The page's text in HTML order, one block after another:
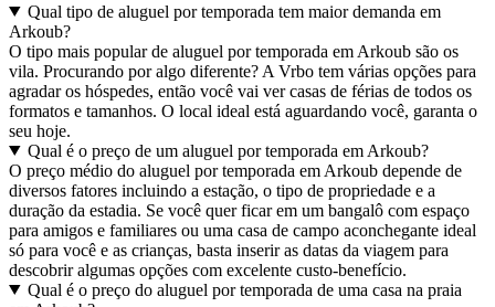
Qual tipo de aluguel por temporada tem maior demanda em
Arkoub?
O tipo mais popular de aluguel por temporada em Arkoub são os
vila. Procurando por algo diferente? A Vrbo tem várias opções para
agradar os hóspedes, então você vai ver casas de férias de todos os
formatos e tamanhos. O local ideal está aguardando você, garanta o
seu hoje.
Qual é o preço de um aluguel por temporada em Arkoub?
O preço médio do aluguel por temporada em Arkoub depende de
diversos fatores incluindo a estação, o tipo de propriedade e a
duração da estadia. Se você quer ficar em um bangalô com espaço
para amigos e familiares ou uma casa de campo aconchegante ideal
só para você e as crianças, basta inserir as datas da viagem para
descobrir algumas opções com excelente custo-benefício.
Qual é o preço do aluguel por temporada de uma casa na praia